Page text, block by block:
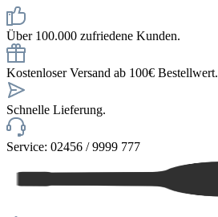
Über 100.000 zufriedene Kunden.
Kostenloser Versand ab 100€ Bestellwert.
Schnelle Lieferung.
Service: 02456 / 9999 777